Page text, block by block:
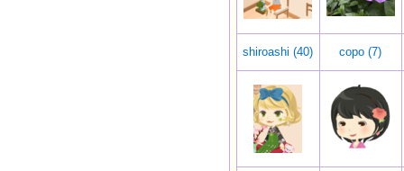
shiroashi (40) copo (7)